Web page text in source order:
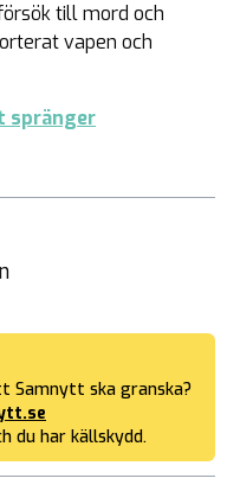
till mord och
vapen och
spränger
Samnytt ska granska?
du har källskydd.